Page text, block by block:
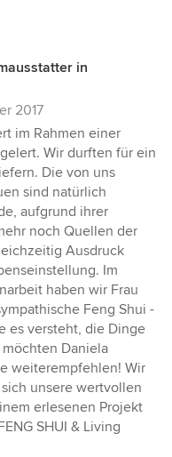
in
2017
im Rahmen einer
Wir durften für ein
Die von uns
sind natürlich
aufgrund ihrer
noch Quellen der
Ausdruck
Im
haben wir Frau
Feng Shui -
es versteht, die Dinge
Daniela
weiterempfehlen! Wir
unsere wertvollen
erlesenen Projekt
SHUI & Living